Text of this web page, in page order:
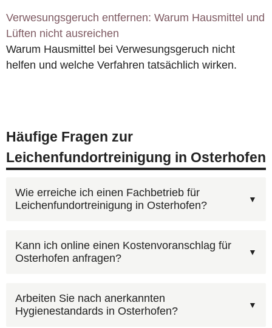
Verwesungsgeruch entfernen: Warum Hausmittel und
Lüften nicht ausreichen
Warum Hausmittel bei Verwesungsgeruch nicht
helfen und welche Verfahren tatsächlich wirken.
Häufige Fragen zur
Leichenfundortreinigung in Osterhofen
Wie erreiche ich einen Fachbetrieb für
Leichenfundortreinigung in Osterhofen?
Kontaktieren Sie AST Deutschland unter
0800 6003005— kostenfrei und rund um die Uhr.
Kostenvoranschlag für die
Leichenfundortreinigung in Osterhofen.
Kann ich online einen Kostenvoranschlag für
Osterhofen anfragen?
Ja, über unser Kontaktformular
hochladen. Bilder der betroffenen Räume helfen
Arbeiten Sie nach anerkannten
Hygienestandards in Osterhofen?